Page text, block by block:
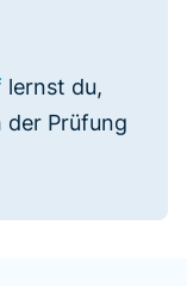
lernst du,
der Prüfung